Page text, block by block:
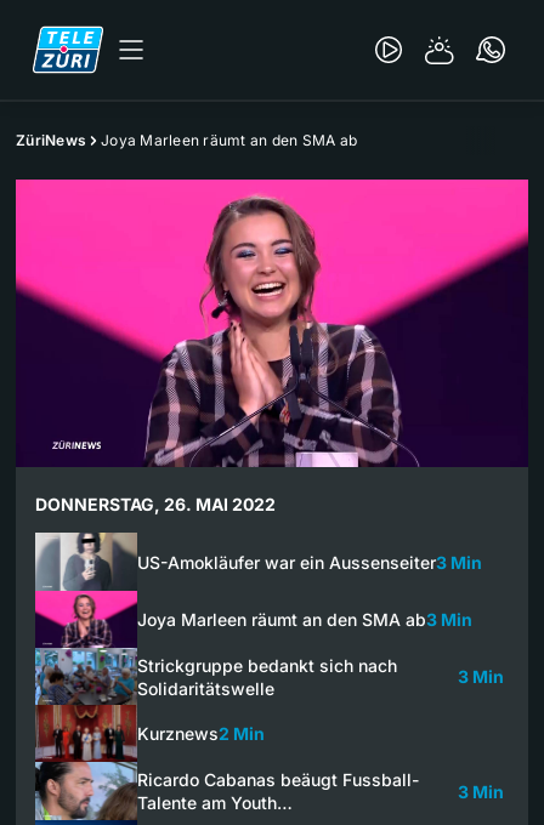
ZüriNews Joya Marleen räumt an den SMA ab
DONNERSTAG, 26. MAI 2022
US-Amokläufer war ein Aussenseiter3 Min
Joya Marleen räumt an den SMA ab3 Min
Strickgruppe bedankt sich nach
Solidaritätswelle
3 Min
Kurznews2 Min
Ricardo Cabanas beäugt Fussball-
Talente am Youth…
3 Min